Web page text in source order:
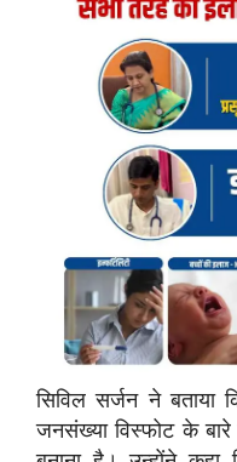
सिविल सर्जन ने बताया
जनसंख्या विस्फोट के